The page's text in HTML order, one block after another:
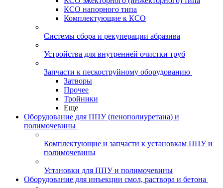
КСО напорного типа
Комплектующие к КСО
Системы сбора и рекуперации абразива
Устройства для внутренней очистки труб
Запчасти к пескоструйному оборудованию
Затворы
Прочее
Тройники
Еще
Оборудование для ППУ (пенополиуретана) и
полимочевины
Комплектующие и запчасти к установкам ППУ и
полимочевины
Установки для ППУ и полимочевины
Оборудование для инъекции смол, раствора и бетона